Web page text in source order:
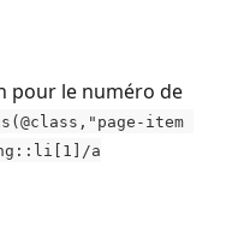
pour le numéro de
item
a